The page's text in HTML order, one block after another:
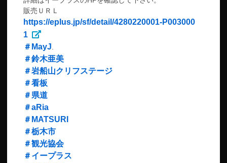
販売ＵＲＬ
https://eplus.jp/sf/detail/4280220001-P003000
1
＃MayJ.
＃鈴木亜美
＃岩船山クリフステージ
＃看板
＃県道
＃aRia
＃MATSURI
＃栃木市
＃観光協会
＃イープラス